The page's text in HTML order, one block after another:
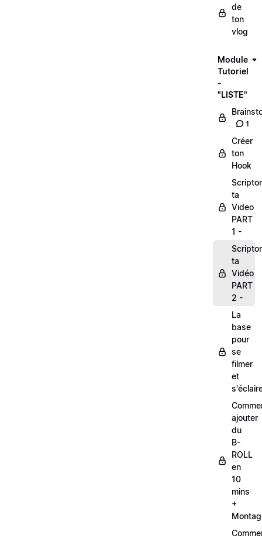
de
ton
vlog
Module
Tutoriel
-
"LISTE"
1
Créer
ton
Hook
ta
Video
PART
1 -
ta
Vidéo
PART
2 -
La
base
pour
se
filmer
et
ajouter
du
B-
ROLL
en
10
mins
+